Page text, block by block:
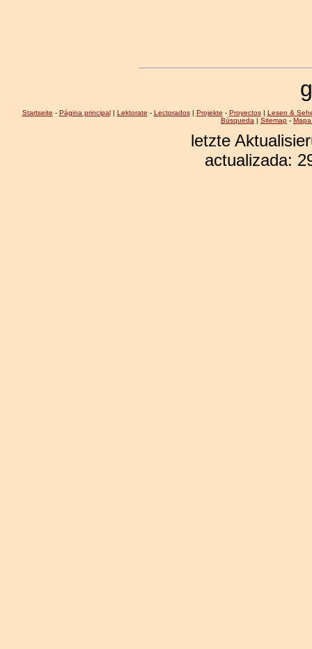
Startseite - Página principal Lektorate - Lectorados| Projekte - Proyectos|
Lesen &
Búsqueda
Sitemap -
letzte
actualizada: